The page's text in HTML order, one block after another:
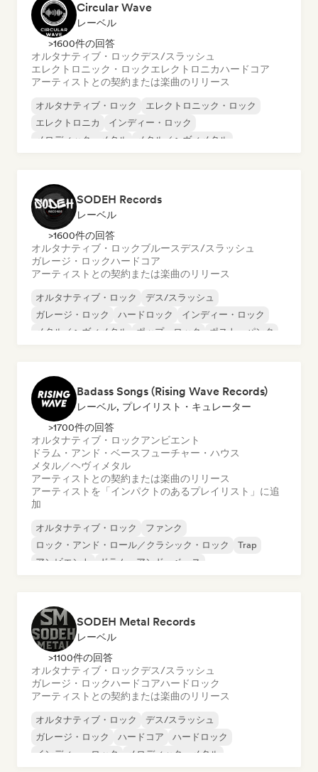
Circular Wave
レーベル
>1600件の回答
オルタナティブ・ロックデス/スラッシュ
エレクトロニック・ロックエレクトロニカハードコア
アーティストとの契約または楽曲のリリース
オルタナティブ・ロック
エレクトロニック・ロック
エレクトロニカ
インディー・ロック
メロディック・メタル
メタル／ヘヴィメタル
SODEH Records
レーベル
>1600件の回答
オルタナティブ・ロックブルースデス/スラッシュ
ガレージ・ロックハードコア
アーティストとの契約または楽曲のリリース
オルタナティブ・ロック
デス/スラッシュ
ガレージ・ロック
ハードロック
インディー・ロック
メタル／ヘヴィメタル
ポップ・ロック ポスト・パンク
Badass Songs (Rising Wave Records)
レーベル, プレイリスト・キュレーター
>1700件の回答
オルタナティブ・ロックアンビエント
ドラム・アンド・ベースフューチャー・ハウス
メタル／ヘヴィメタル
アーティストとの契約または楽曲のリリース
アーティストを「インパクトのあるプレイリスト」に追
加
オルタナティブ・ロック
ファンク
ロック・アンド・ロール／クラシック・ロック
Trap
アンビエント
ドラム・アンド・ベース
SODEH Metal Records
レーベル
>1100件の回答
オルタナティブ・ロックデス/スラッシュ
ガレージ・ロックハードコアハードロック
アーティストとの契約または楽曲のリリース
オルタナティブ・ロック
デス/スラッシュ
ガレージ・ロック
ハードコア
ハードロック
インディー・ロック
メロディック・メタル